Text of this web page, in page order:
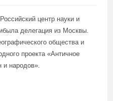
центр науки и
делегация из Москвы.
общества и
проекта «Античное
и народов».